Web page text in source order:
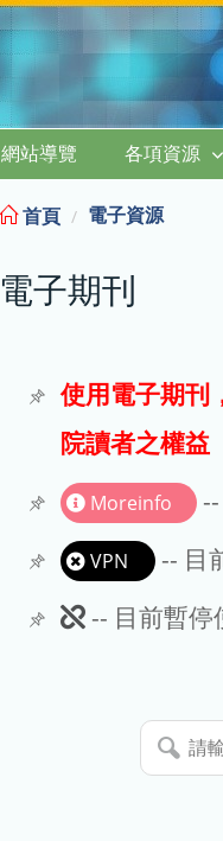
網站導覽 各項資源
首頁 電子資源
電子期刊
使用電子期刊
院讀者之權益
Moreinfo
VPN
-- 目
此
-- 目前暫
請
輸